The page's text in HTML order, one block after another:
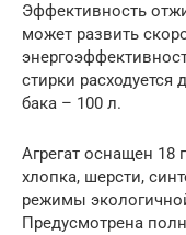
Эффективность
может развить
стирки
бака – 100 л.
Агрегат оснащен 18
хлопка, шерсти,
режимы
Предусмотрена